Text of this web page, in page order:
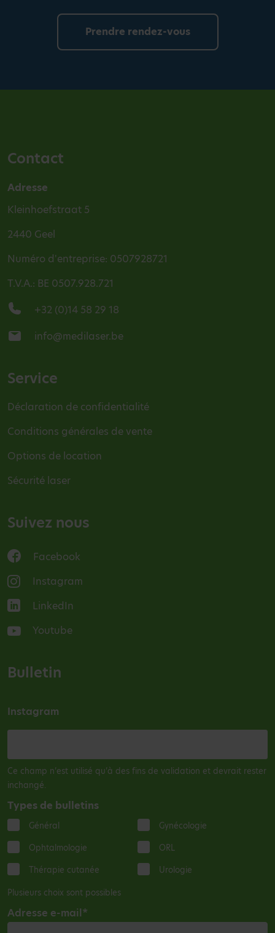
Prendre rendez-vous
Contact
Adresse
Kleinhoefstraat 5
2440 Geel
Numéro d'entreprise: 0507928721
T.V.A.: BE 0507.928.721
+32 (0)14 58 29 18
info@medilaser.be
Service
Déclaration de confidentialité
Conditions générales de vente
Options de location
Sécurité laser
Suivez nous
Facebook
Instagram
LinkedIn
Youtube
Bulletin
Instagram
Ce champ n’est utilisé qu’à des fins de validation et devrait rester
inchangé.
Types de bulletins
Général
Gynécologie
Ophtalmologie
ORL
Thérapie cutanée
Urologie
Plusieurs choix sont possibles
Adresse e-mail*